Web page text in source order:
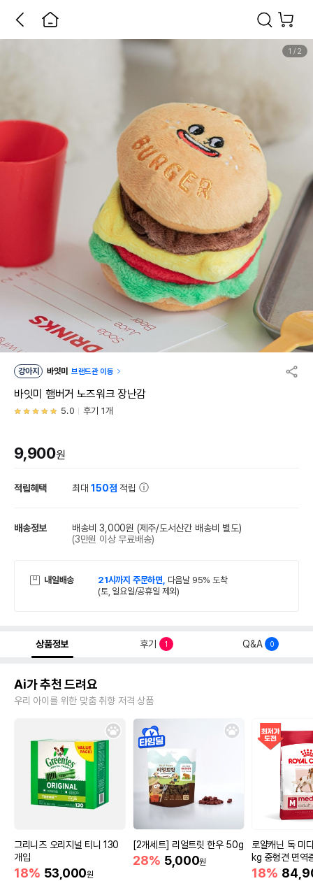
1 / 2
강아지 바잇미 브랜드관 이동
바잇미 햄버거 노즈워크 장난감
5.0 후기 1개
9,900원
적립혜택 최대150점 적립
배송정보 배송비 3,000원 (제주/도서산간 배송비 별도)
(3만원 이상 무료배송)
내일배송 21시까지 주문하면, 다음날 95% 도착
(토, 일요일/공휴일 제외)
상품정보 후기 1 Q&A 0
Ai가 추천 드려요
우리 아이를 위한 맞춤 취향 저격 상품
그리니즈 오리지널 티니 130
개입
18% 53,000원
[2개세트] 리얼트릿 한우 50g
28% 5,000원
로얄캐닌 독 미
kg 중형견 면역
18%